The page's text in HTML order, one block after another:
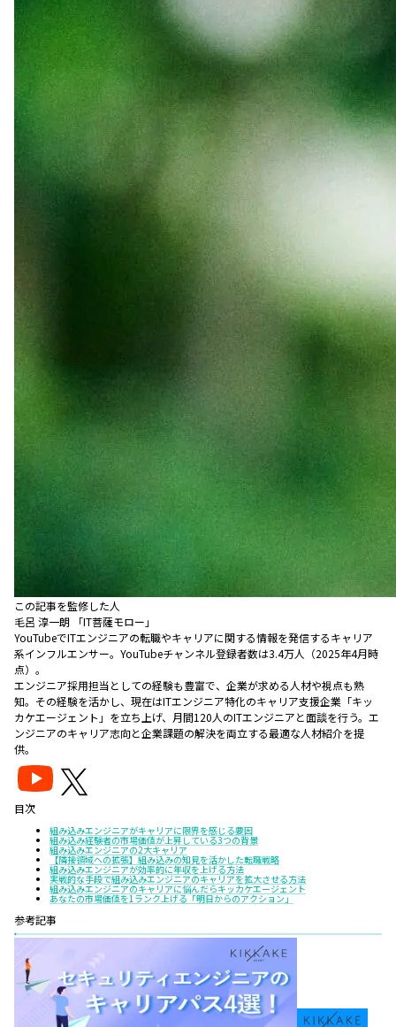
この記事を監修した人
毛呂 淳一朗 「IT菩薩モロー」
YouTubeでITエンジニアの転職やキャリアに関する情報を発信するキャリア
系インフルエンサー。YouTubeチャンネル登録者数は3.4万人（2025年4月時
点）。
エンジニア採用担当としての経験も豊富で、企業が求める人材や視点も熟
知。その経験を活かし、現在はITエンジニア特化のキャリア支援企業「キッ
カケエージェント」を立ち上げ、月間120人のITエンジニアと面談を行う。エ
ンジニアのキャリア志向と企業課題の解決を両立する最適な人材紹介を提
供。
目次
組み込みエンジニアがキャリアに限界を感じる要因
組み込み経験者の市場価値が上昇している3つの背景
組み込みエンジニアの2大キャリア
【隣接領域への拡張】組み込みの知見を活かした転職戦略
組み込みエンジニアが効率的に年収を上げる方法
実戦的な手段で組み込みエンジニアのキャリアを拡大させる方法
組み込みエンジニアのキャリアに悩んだらキッカケエージェント
あなたの市場価値を1ランク上げる「明日からのアクション」
参考記事